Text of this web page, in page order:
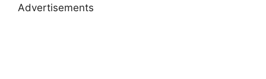
Advertisements